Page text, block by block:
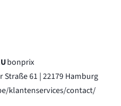
bonprix
61 | 22179 Hamburg
klantenservices/contact/